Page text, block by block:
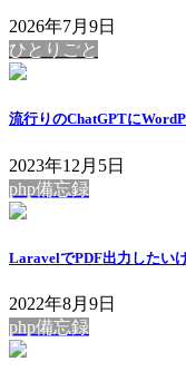
2026年7月9日
ひとりごと
流行りのChatGPTに
2023年12月5日
php備忘録
LaravelでPDF出力したい
2022年8月9日
php備忘録